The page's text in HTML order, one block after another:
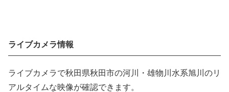
ライブカメラ情報
ライブカメラで秋田県秋田市の河川・雄物川水系旭川のリ
アルタイムな映像が確認できます。